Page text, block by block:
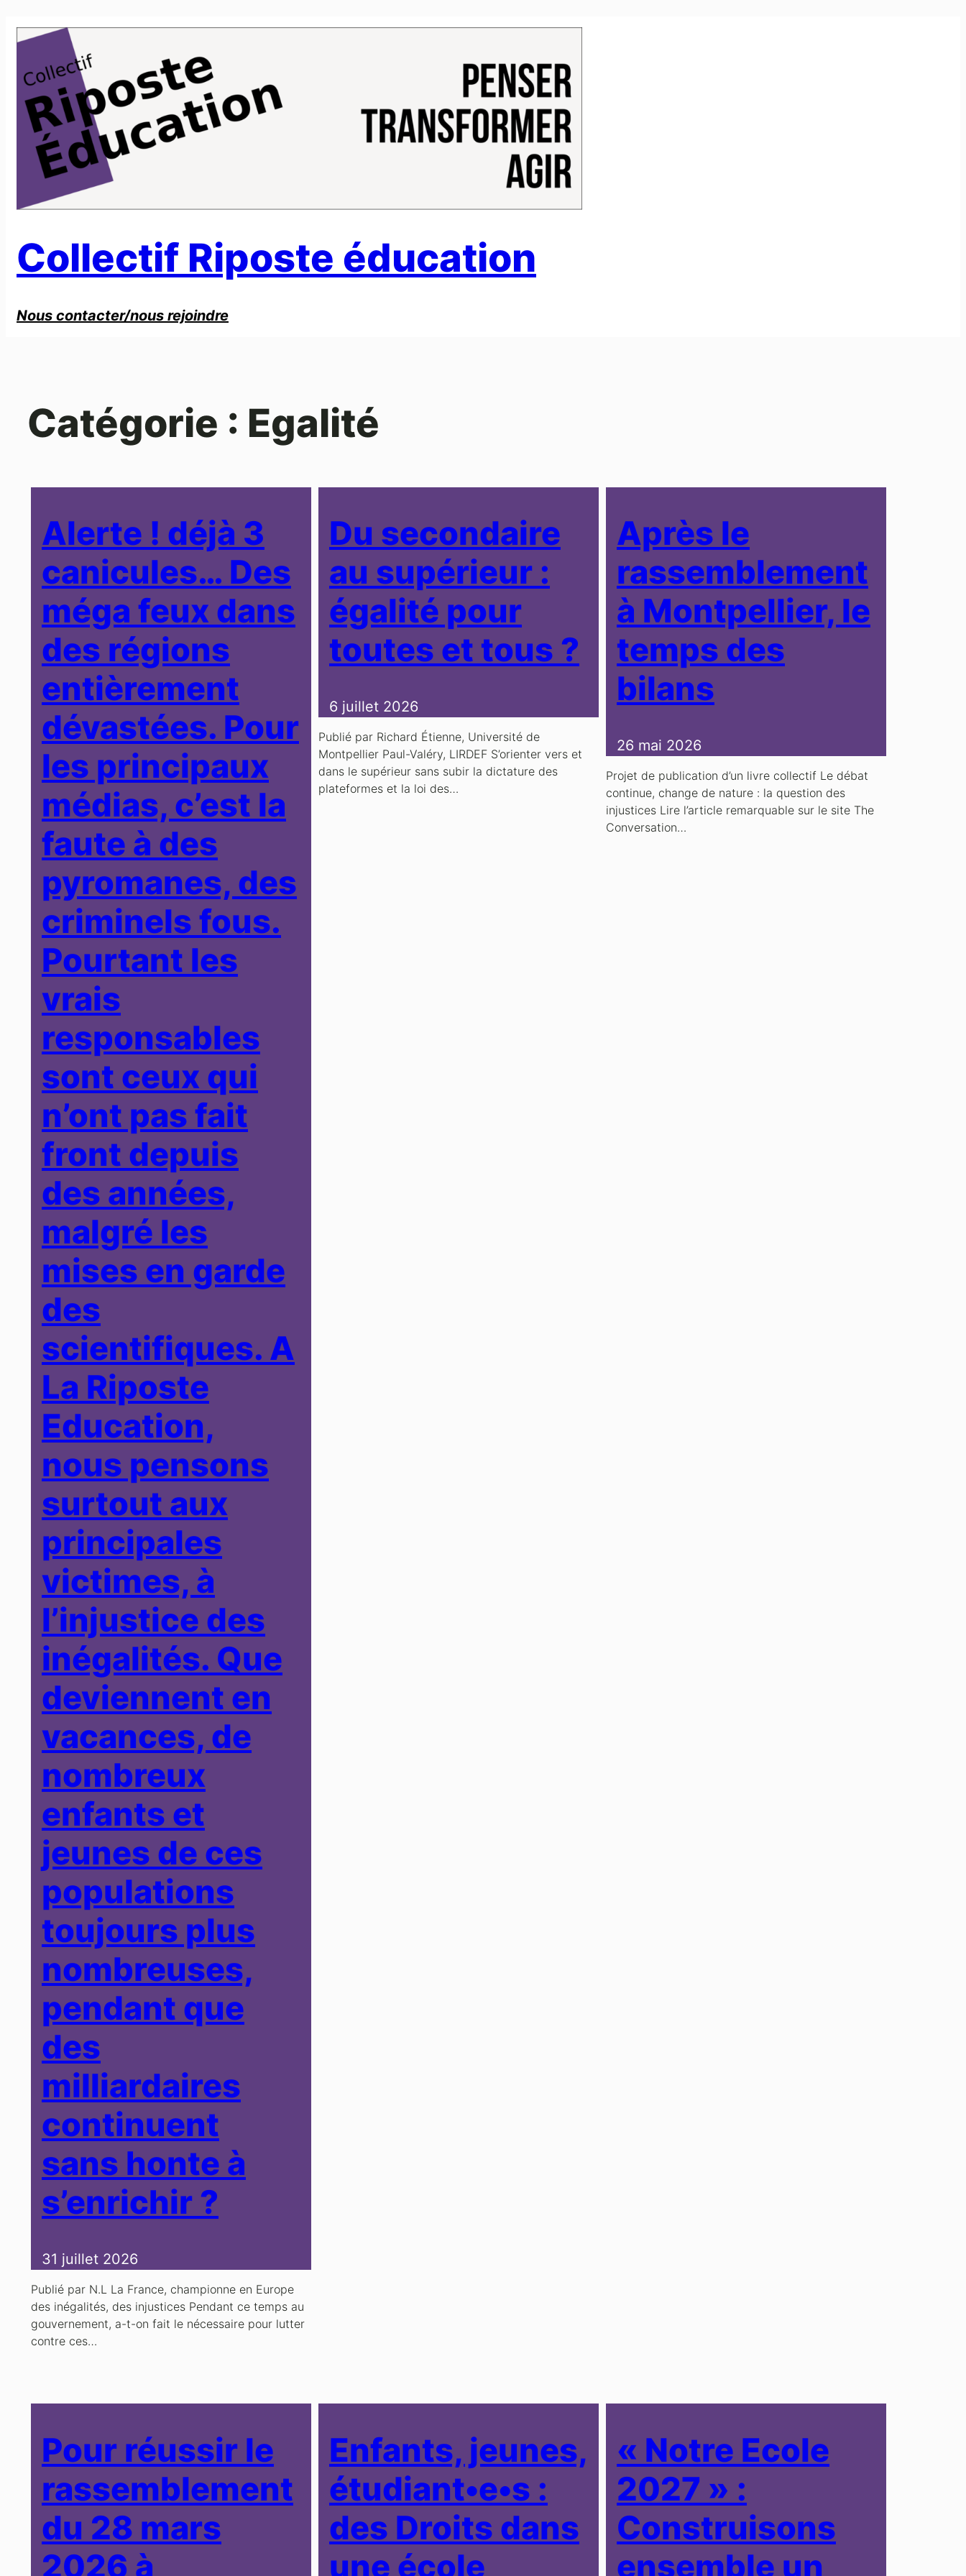
au
Collectif Riposte éducation
Nous contacter/nous rejoindre
Catégorie : Egalité
Alerte ! déjà 3
canicules… Des
méga feux dans
des régions
entièrement
dévastées. Pour
les principaux
médias, c’est la
faute à des
pyromanes, des
criminels fous.
Pourtant les
vrais
responsables
sont ceux qui
n’ont pas fait
front depuis
des années,
malgré les
mises en garde
des
scientifiques. A
La Riposte
Education,
nous pensons
surtout aux
principales
victimes, à
l’injustice des
inégalités. Que
deviennent en
vacances, de
nombreux
enfants et
jeunes de ces
populations
toujours plus
nombreuses,
pendant que
des
milliardaires
continuent
sans honte à
s’enrichir ?
31 juillet 2026
Publié par N.L La France, championne en Europe
des inégalités, des injustices Pendant ce temps au
gouvernement, a-t-on fait le nécessaire pour lutter
contre ces…
Du secondaire
au supérieur :
égalité pour
toutes et tous ?
6 juillet 2026
Publié par Richard Étienne, Université de
Montpellier Paul-Valéry, LIRDEF S’orienter vers et
dans le supérieur sans subir la dictature des
plateformes et la loi des…
Après le
rassemblement
à Montpellier, le
temps des
bilans
26 mai 2026
Projet de publication d’un livre collectif Le débat
continue, change de nature : la question des
injustices Lire l’article remarquable sur le site The
Conversation…
Pour réussir le
rassemblement
du 28 mars
2026 à
Enfants, jeunes,
étudiant•e•s :
des Droits dans
une école
« Notre Ecole
2027 » :
Construisons
ensemble un